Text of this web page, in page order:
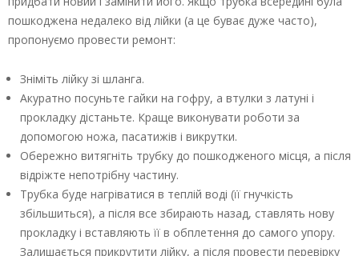
пошкоджена недалеко від лійки (а це буває дуже часто),
пропонуємо провести ремонт:
Зніміть лійку зі шланга.
Акуратно посуньте гайки на гофру, а втулки з латуні і
прокладку дістаньте. Краще виконувати роботи за
допомогою ножа, пасатижів і викрутки.
Обережно витягніть трубку до пошкодженого місця, а після
відріжте непотрібну частину.
Трубка буде нагріватися в теплій воді (її гнучкість
збільшиться), а після все збирають назад, ставлять нову
прокладку і вставляють її в обплетення до самого упору.
Залишається прикрутити лійку, а після провести перевірку